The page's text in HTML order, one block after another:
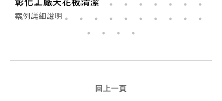
案例詳細說明
回上一頁